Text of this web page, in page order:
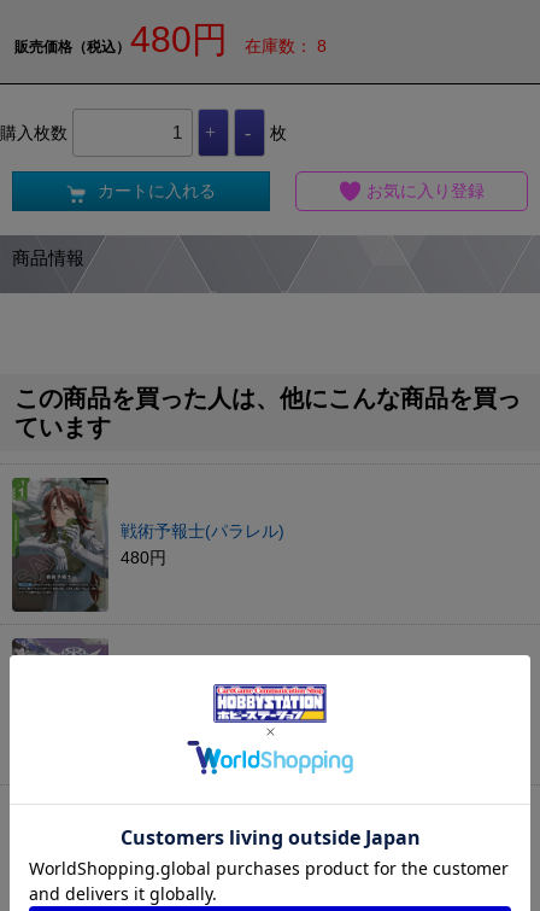
販売価格（税込） 480円 在庫数： 8
購入枚数 枚
カートに入れる お気に入り登録
商品情報
この商品を買った人は、他にこんな商品を買っ
ています
戦術予報士(パラレル)
480円
ガンダムエクシア(パラレル)
ガンダムキュリオス(パラレル)
180円